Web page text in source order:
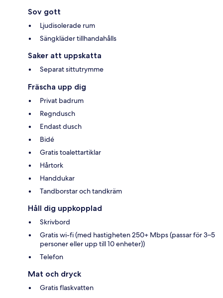
Sov gott
Ljudisolerade rum
Sängkläder tillhandahålls
Saker att uppskatta
Separat sittutrymme
Fräscha upp dig
Privat badrum
Regndusch
Endast dusch
Bidé
Gratis toalettartiklar
Hårtork
Handdukar
Tandborstar och tandkräm
Håll dig uppkopplad
Skrivbord
Gratis wi-fi (med hastigheten 250+ Mbps (passar för 3–5
personer eller upp till 10 enheter))
Telefon
Mat och dryck
Gratis flaskvatten